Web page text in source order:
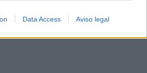
Data Access Aviso legal